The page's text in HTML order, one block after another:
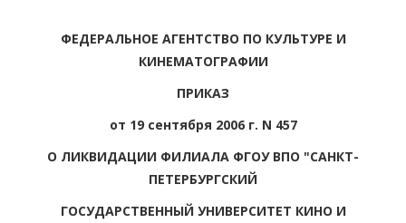
ФЕДЕРАЛЬНОЕ АГЕНТСТВО ПО КУЛЬТУРЕ И
КИНЕМАТОГРАФИИ
ПРИКАЗ
от 19 сентября 2006 г. N 457
О ЛИКВИДАЦИИ ФИЛИАЛА ФГОУ ВПО "САНКТ-
ПЕТЕРБУРГСКИЙ
ГОСУДАРСТВЕННЫЙ УНИВЕРСИТЕТ КИНО И